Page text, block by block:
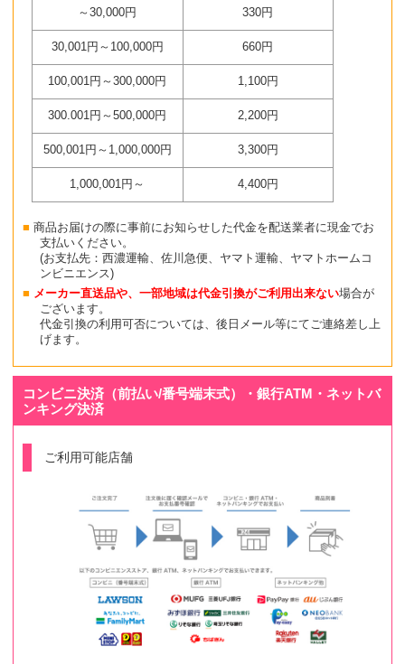
～30,000円 330円
30,001円～100,000円 660円
100,001円～300,000円 1,100円
300.001円～500,000円 2,200円
500,001円～1,000,000円 3,300円
1,000,001円～ 4,400円
商品お届けの際に事前にお知らせした代金を配送業者に現金でお
支払いください。
(お支払先：西濃運輸、佐川急便、ヤマト運輸、ヤマトホームコ
ンビニエンス)
メーカー直送品や、一部地域は代金引換がご利用出来ない場合が
ございます。
代金引換の利用可否については、後日メール等にてご連絡差し上
げます。
コンビニ決済（前払い/番号端末式）・銀行ATM・ネットバ
ンキング決済
ご利用可能店舗